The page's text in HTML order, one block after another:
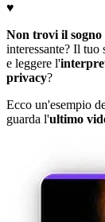
♥
Non trovi il sogno
interessante? Il
e leggere l'
privacy?
Ecco un'esempio
guarda l'ultimo